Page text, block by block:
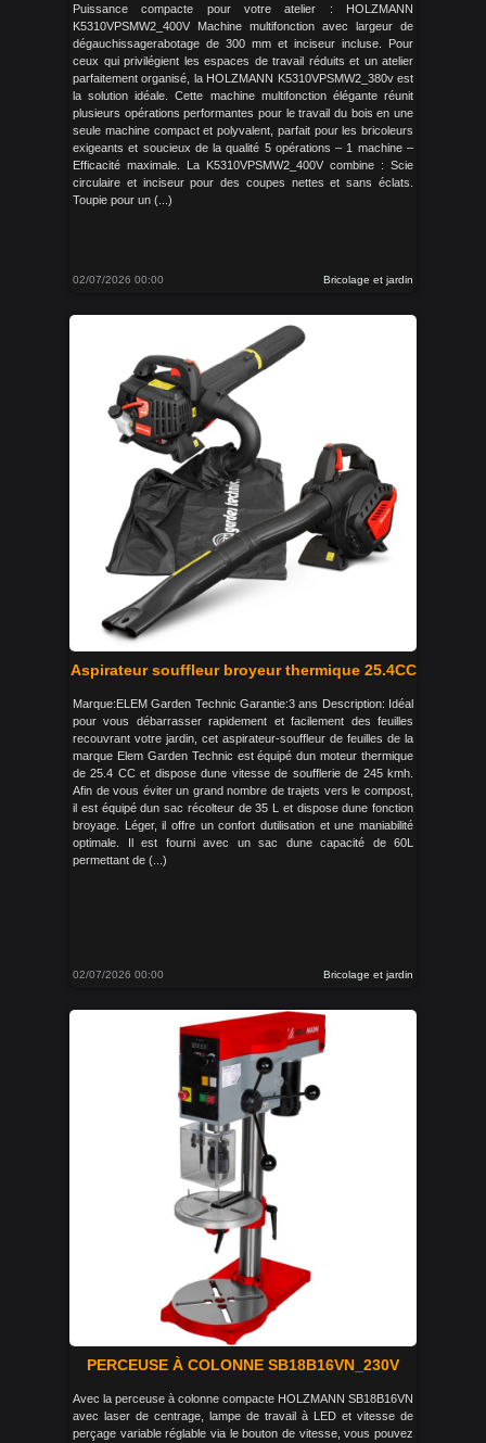
Puissance compacte pour votre atelier : HOLZMANN
K5310VPSMW2_400V Machine multifonction avec largeur de
dégauchissagerabotage de 300 mm et inciseur incluse. Pour
ceux qui privilégient les espaces de travail réduits et un atelier
parfaitement organisé, la HOLZMANN K5310VPSMW2_380v est
la solution idéale. Cette machine multifonction élégante réunit
plusieurs opérations performantes pour le travail du bois en une
seule machine compact et polyvalent, parfait pour les bricoleurs
exigeants et soucieux de la qualité 5 opérations – 1 machine –
Efficacité maximale. La K5310VPSMW2_400V combine : Scie
circulaire et inciseur pour des coupes nettes et sans éclats.
Toupie pour un (...)
02/07/2026 00:00 Bricolage et jardin
Aspirateur souffleur broyeur thermique 25.4CC
Marque:ELEM Garden Technic Garantie:3 ans Description: Idéal
pour vous débarrasser rapidement et facilement des feuilles
recouvrant votre jardin, cet aspirateur-souffleur de feuilles de la
marque Elem Garden Technic est équipé dun moteur thermique
de 25.4 CC et dispose dune vitesse de soufflerie de 245 kmh.
Afin de vous éviter un grand nombre de trajets vers le compost,
il est équipé dun sac récolteur de 35 L et dispose dune fonction
broyage. Léger, il offre un confort dutilisation et une maniabilité
optimale. Il est fourni avec un sac dune capacité de 60L
permettant de (...)
02/07/2026 00:00 Bricolage et jardin
PERCEUSE À COLONNE SB18B16VN_230V
Avec la perceuse à colonne compacte HOLZMANN SB18B16VN
avec laser de centrage, lampe de travail à LED et vitesse de
perçage variable réglable via le bouton de vitesse, vous pouvez